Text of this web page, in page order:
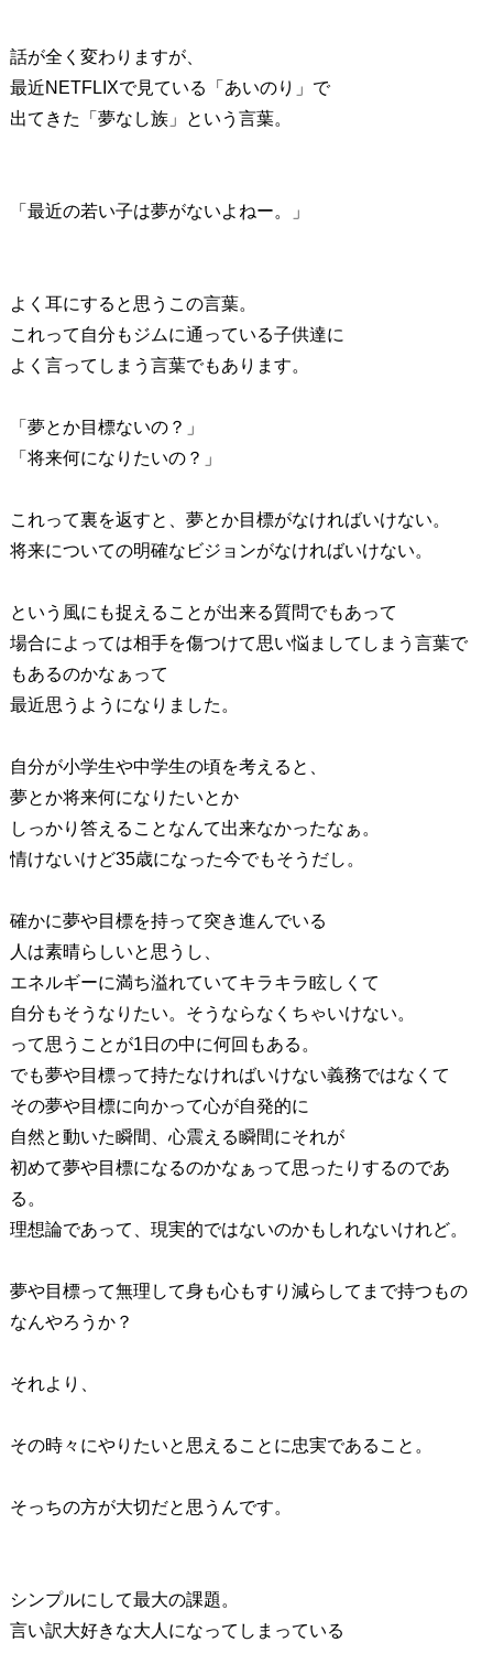
話が全く変わりますが、
最近NETFLIXで見ている「あいのり」で
出てきた「夢なし族」という言葉。
「最近の若い子は夢がないよねー。」
よく耳にすると思うこの言葉。
これって自分もジムに通っている子供達に
よく言ってしまう言葉でもあります。
「夢とか目標ないの？」
「将来何になりたいの？」
これって裏を返すと、夢とか目標がなければいけない。
将来についての明確なビジョンがなければいけない。
という風にも捉えることが出来る質問でもあって
場合によっては相手を傷つけて思い悩ましてしまう言葉で
もあるのかなぁって
最近思うようになりました。
自分が小学生や中学生の頃を考えると、
夢とか将来何になりたいとか
しっかり答えることなんて出来なかったなぁ。
情けないけど35歳になった今でもそうだし。
確かに夢や目標を持って突き進んでいる
人は素晴らしいと思うし、
エネルギーに満ち溢れていてキラキラ眩しくて
自分もそうなりたい。そうならなくちゃいけない。
って思うことが1日の中に何回もある。
でも夢や目標って持たなければいけない義務ではなくて
その夢や目標に向かって心が自発的に
自然と動いた瞬間、心震える瞬間にそれが
初めて夢や目標になるのかなぁって思ったりするのであ
る。
理想論であって、現実的ではないのかもしれないけれど。
夢や目標って無理して身も心もすり減らしてまで持つもの
なんやろうか？
それより、
その時々にやりたいと思えることに忠実であること。
そっちの方が大切だと思うんです。
シンプルにして最大の課題。
言い訳大好きな大人になってしまっている